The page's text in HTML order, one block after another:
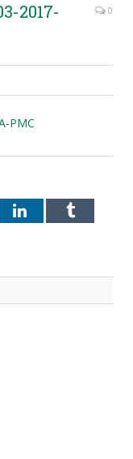
2017-
0
PMC
LinkedInTumblr